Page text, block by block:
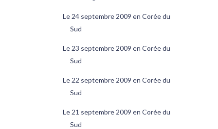
Le 24 septembre 2009 en Corée du
Sud
Le 23 septembre 2009 en Corée du
Sud
Le 22 septembre 2009 en Corée du
Sud
Le 21 septembre 2009 en Corée du
Sud